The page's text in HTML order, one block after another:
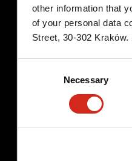
other information that
of your personal data
Street, 30-302
Necessary